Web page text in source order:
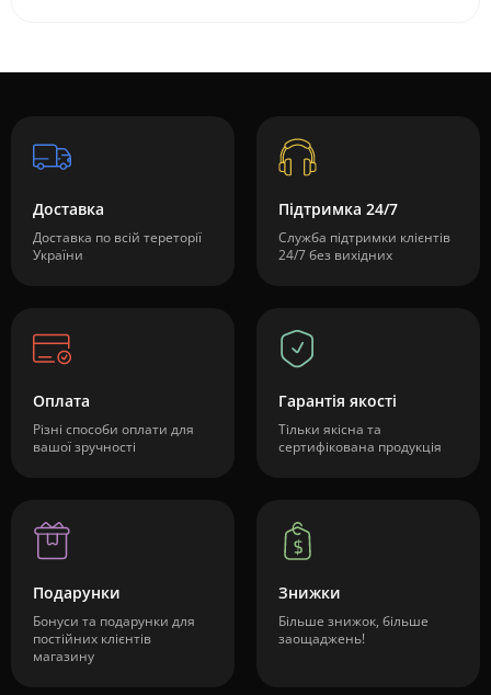
Доставка
Доставка по всій тереторії
України
Підтримка 24/7
Служба підтримки клієнтів
24/7 без вихідних
Оплата
Різні способи оплати для
вашої зручності
Гарантія якості
Тільки якісна та
сертифікована продукція
Подарунки
Бонуси та подарунки для
постійних клієнтів
магазину
Знижки
Більше знижок, більше
заощаджень!